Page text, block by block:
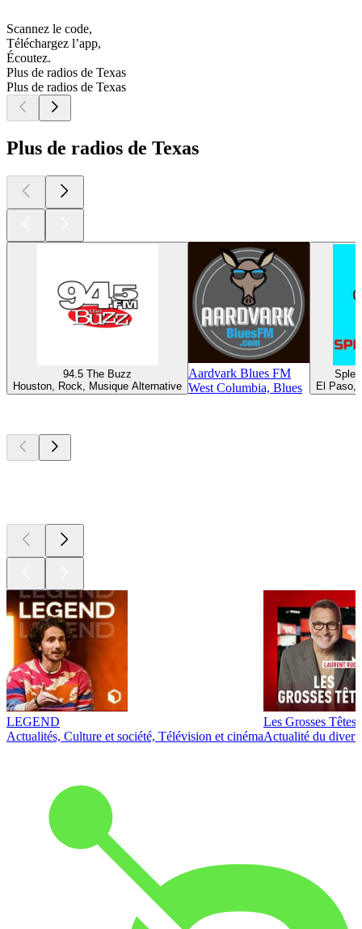
Scannez le code,
Téléchargez l’app,
Écoutez.
Plus de radios de Texas
Plus de radios de Texas
Plus de radios de Texas
94.5 The Buzz
Houston, Rock, Musique Alternative
Aardvark Blues FM
West Columbia, Blues
El Paso,
LEGEND
Actualités, Culture et société, Télévision et cinéma
Les Grosses Têtes
Actualité du